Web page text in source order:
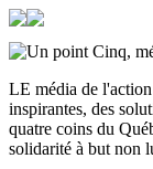
LE média de
inspirantes, des
quatre coins du
solidarité à but non